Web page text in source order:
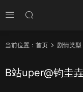
当前位置： 首页 剧情类型
B站uper@钧圭